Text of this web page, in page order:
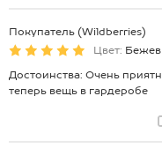
Покупатель (Wildberries)
Цвет:
Достоинства: Очень
теперь вещь в гардеробе